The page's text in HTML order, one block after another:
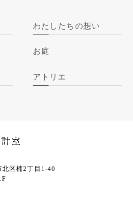
わたしたちの想い
お庭
アトリエ
北区楠2丁目1-40